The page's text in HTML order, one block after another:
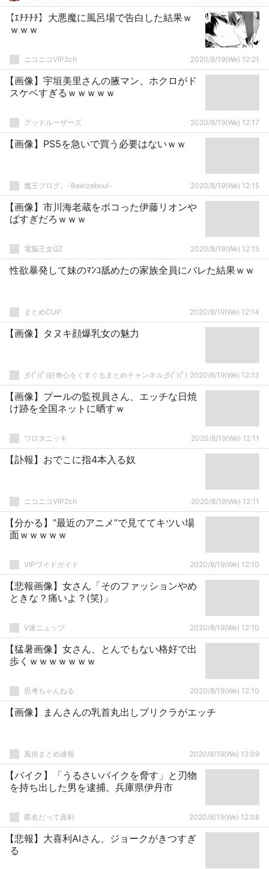
【ｴﾁﾁﾁﾁ】大悪魔に風呂場で告白した結果ｗ
ｗｗｗ
ニコニコVIP2ch 2020/8/19(We) 12:21
【画像】宇垣美里さんの腋マン、ホクロがド
スケベすぎるｗｗｗｗｗ
グッドルーザーズ 2020/8/19(We) 12:17
【画像】PS5を急いで買う必要はないｗｗ
魔王ブログ。-Beelzeboul- 2020/8/19(We) 12:15
【画像】市川海老蔵をボコった伊藤リオンや
ばすぎだろｗｗｗ
電脳王女QZ 2020/8/19(We) 12:15
性欲暴発して妹のﾏﾝｺ舐めたの家族全員にバレた結果ｗｗ
まとめCUP 2020/8/19(We) 12:14
【画像】タヌキ顔爆乳女の魅力
彡(ﾟ)(ﾟ)好奇心をくすぐるまとめチャンネル彡(ﾟ)(ﾟ) 2020/8/19(We) 12:13
【画像】プールの監視員さん、エッチな日焼
け跡を全国ネットに晒すｗ
ワロタニッキ 2020/8/19(We) 12:11
【訃報】おでこに指4本入る奴
ニコニコVIP2ch 2020/8/19(We) 12:11
【分かる】”最近のアニメ”で見ててキツい場
面ｗｗｗｗｗ
VIPワイドガイド 2020/8/19(We) 12:10
【悲報画像】女さん「そのファッションやめ
ときな？痛いよ？(笑)」
V速ニュップ 2020/8/19(We) 12:10
【猛暑画像】女さん、とんでもない格好で出
歩くｗｗｗｗｗｗｗ
思考ちゃんねる 2020/8/19(We) 12:10
【画像】まんさんの乳首丸出しプリクラがエッチ
風俗まとめ速報 2020/8/19(We) 12:09
【バイク】「うるさいバイクを脅す」と刃物
を持ち出した男を逮捕。兵庫県伊丹市
匿名だって真剣 2020/8/19(We) 12:08
【悲報】大喜利AIさん、ジョークがきつすぎ
る